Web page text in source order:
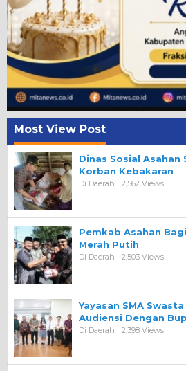
Most View Post
Dinas Sosial Asahan
Korban Kebakaran
Di Daerah 2,562 Views
Pemkab Asahan
Merah Putih
Di Daerah 2,503 Views
Yayasan SMA
Audiensi Dengan
Di Daerah 2,398 Views